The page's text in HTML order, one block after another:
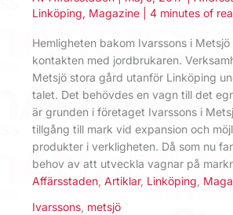
Linköping, Magazine 4 minutes of
Hemligheten bakom Ivarssons i Metsjö
kontakten med jordbrukaren.
Metsjö stora gård utanför Linköping
talet. Det behövdes en vagn till det
är grunden i företaget Ivarssons i
tillgång till mark vid expansion och
produkter i verkligheten. Då som nu
behov av att utveckla vagnar på
Affärsstaden Artiklar, Linköping
Ivarssons metsjö